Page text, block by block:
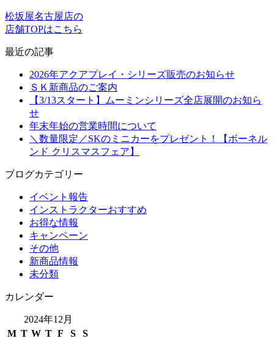
松坂屋名古屋店の
店舗TOPはこちら
最近の記事
2026年アクアプレイ・シリーズ販売のお知らせ
ＳＫ新商品のご案内
【3/13スタート】ムーミンシリーズ全店展開のお知ら
せ
年末年始の営業時間について
＼数量限定／SKのミニカーをプレゼント！【ボーネル
ンド クリスマスフェア】
ブログカテゴリー
イベント報告
インストラクターおすすめ
お得な情報
キャンペーン
その他
新商品情報
未分類
カレンダー
2024年12月
M T W T F S
S